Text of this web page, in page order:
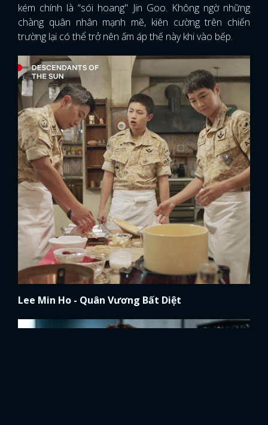
kém chính là “sói hoang" Jin Goo. Không ngờ những
chàng quân nhân mạnh mẽ, kiên cường trên chiến
trường lại có thể trở nên ấm áp thế này khi vào bếp.
Lee Min Ho - Quân Vương Bất Diệt